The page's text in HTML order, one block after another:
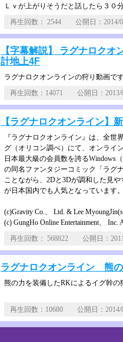
Ｌｖが上がりそうだと話したら３０
再生回数： 2544 公開日：
【字幕解説】 ラグナロク
計地上4F
ラグナロクオンラインの狩り動画です
再生回数：14071 公開日：
【ラグナロクオンライン】
『ラグナロクオンライン』は、全世
グ（オリコン調べ）にて、オンライ
日本最大級の会員数を誇るWindows
の同名ファンタジーコミック「ラグ
ことながら、2Dと3Dが調和した見
が日本国内でも人気となっ­ています。
(c)Gravity Co.、 Ltd. & Lee
(c) GungHo Online Entertainment、 Inc.
再生回数： 568822 公開日：
ラグナロクオンライン 熊
熊の力を装備したRKによるイグ幹の
再生回数：10680 公開日：